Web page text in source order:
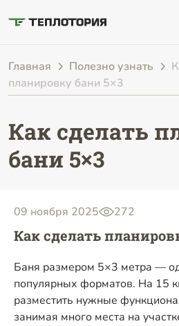
Главная Полезно узнать
планировку бани 5×3
Как сделать
бани 5×3
09 ноября 2025 272
Как сделать
Баня размером 5×3 метра —
популярных форматов. На 15
разместить нужные
занимая много места на